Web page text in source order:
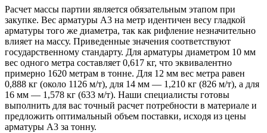
Расчет массы партии является обязательным этапом при
закупке. Вес арматуры А3 на метр идентичен весу гладкой
арматуры того же диаметра, так как рифление незначительно
влияет на массу. Приведенные значения соответствуют
государственному стандарту. Для арматуры диаметром 10 мм
вес одного метра составляет 0,617 кг, что эквивалентно
примерно 1620 метрам в тонне. Для 12 мм вес метра равен
0,888 кг (около 1126 м/т), для 14 мм — 1,210 кг (826 м/т), а для
16 мм — 1,578 кг (633 м/т). Наши специалисты готовы
выполнить для вас точный расчет потребности в материале и
предложить оптимальный объем поставки, исходя из цены
арматуры А3 за тонну.